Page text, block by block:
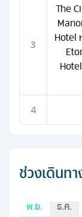
3
The
Hotel
4
ช่วงเดินท
พ.ย. ธ.ค.